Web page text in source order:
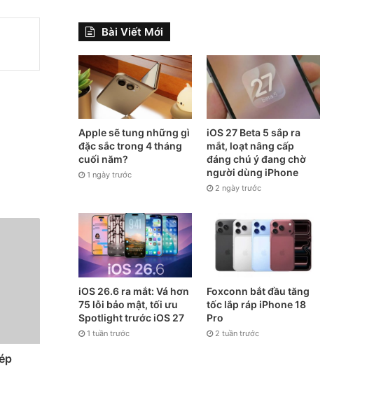
Bài Viết Mới
Apple sẽ tung những gì
đặc sắc trong 4 tháng
cuối năm?
1 ngày trước
iOS 27 Beta 5 sắp ra
mắt, loạt nâng cấp
đáng chú ý đang chờ
người dùng iPhone
2 ngày trước
iOS 26.6 ra mắt: Vá hơn
75 lỗi bảo mật, tối ưu
Spotlight trước iOS 27
1 tuần trước
Foxconn bắt đầu tăng
tốc lắp ráp iPhone 18
Pro
2 tuần trước